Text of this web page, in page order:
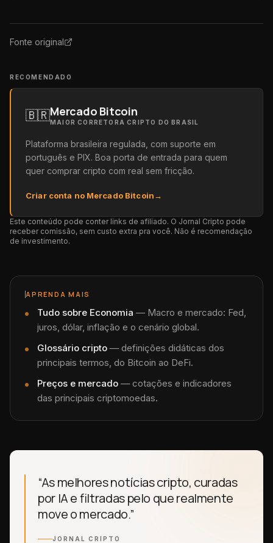
Fonte original
RECOMENDADO
🇧🇷Mercado Bitcoin
MAIOR CORRETORA CRIPTO DO BRASIL
Plataforma brasileira regulada, com suporte em
português e PIX. Boa porta de entrada para quem
quer comprar cripto com real sem fricção.
Criar conta no Mercado Bitcoin→
Este conteúdo pode conter links de afiliado. O Jornal Cripto pode
receber comissão, sem custo extra pra você. Não é recomendação
de investimento.
APRENDA MAIS
Tudo sobre Economia — Macro e mercado: Fed,
juros, dólar, inflação e o cenário global.
Glossário cripto — definições didáticas dos
principais termos, do Bitcoin ao DeFi.
Preços e mercado — cotações e indicadores
das principais criptomoedas.
“As melhores notícias cripto, curadas
por IA e filtradas pelo que realmente
move o mercado.”
JORNAL CRIPTO